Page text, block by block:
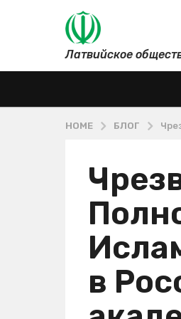
Латвийское
HOME БЛОГ
8
л
е
т
a
g
o
4
в